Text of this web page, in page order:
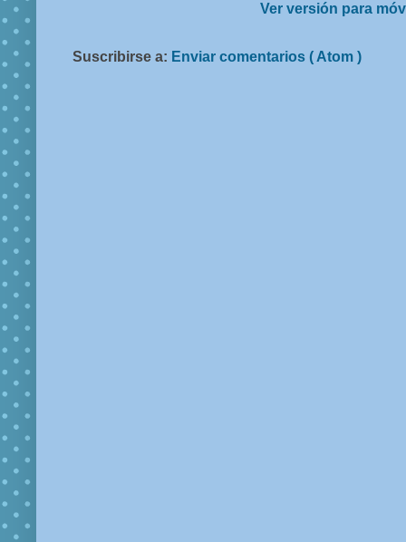
Ver versión para
Suscribirse a: Enviar comentarios ( Atom )